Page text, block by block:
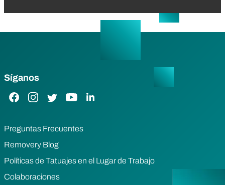
Síganos
Enlace de Facebook
Enlace de Instagram
Enlace de Twitter
Enlace de YouTube
Enlace de LinkedIn
Preguntas Frecuentes
Removery Blog
Políticas de Tatuajes en el Lugar de Trabajo
Colaboraciones